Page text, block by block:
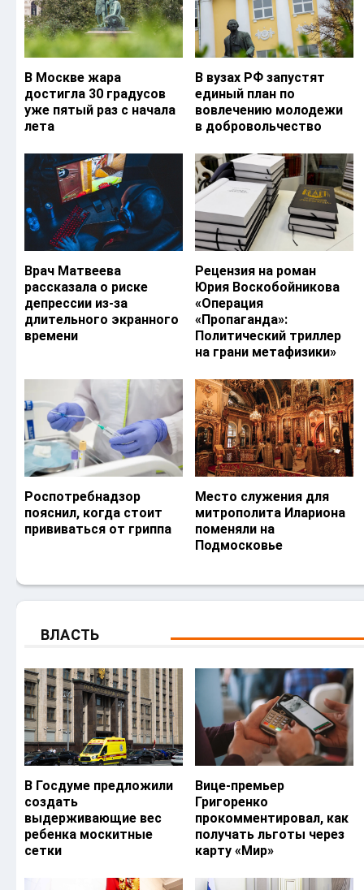
В Москве жара
достигла 30 градусов
уже пятый раз с начала
лета
В вузах РФ запустят
единый план по
вовлечению молодежи
в добровольчество
Врач Матвеева
рассказала о риске
депрессии из-за
длительного экранного
времени
Рецензия на роман
Юрия Воскобойникова
«Операция
«Пропаганда»:
Политический триллер
на грани метафизики»
Роспотребнадзор
пояснил, когда стоит
прививаться от гриппа
Место служения для
митрополита Илариона
поменяли на
Подмосковье
ВЛАСТЬ
В Госдуме предложили
создать
выдерживающие вес
ребенка москитные
сетки
Вице-премьер
Григоренко
прокомментировал, как
получать льготы через
карту «Мир»